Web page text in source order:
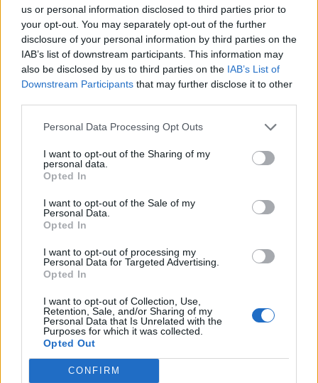
us or personal information disclosed to third parties prior to
your opt-out. You may separately opt-out of the further
disclosure of your personal information by third parties on the
IAB’s list of downstream participants. This information may
also be disclosed by us to third parties on the IAB’s List of
Downstream Participants that may further disclose it to other
Personal Data Processing Opt Outs
I want to opt-out of the Sharing of my
personal data.
Opted In
I want to opt-out of the Sale of my
Personal Data.
Opted In
I want to opt-out of processing my
Personal Data for Targeted Advertising.
Opted In
I want to opt-out of Collection, Use,
Retention, Sale, and/or Sharing of my
Personal Data that Is Unrelated with the
Purposes for which it was collected.
Opted Out
CONFIRM
00:00 01:16
Leonardo Maria Del Vecchio dall'ex compagna
in ospedale. Le dichiarazioni ai giornalisti